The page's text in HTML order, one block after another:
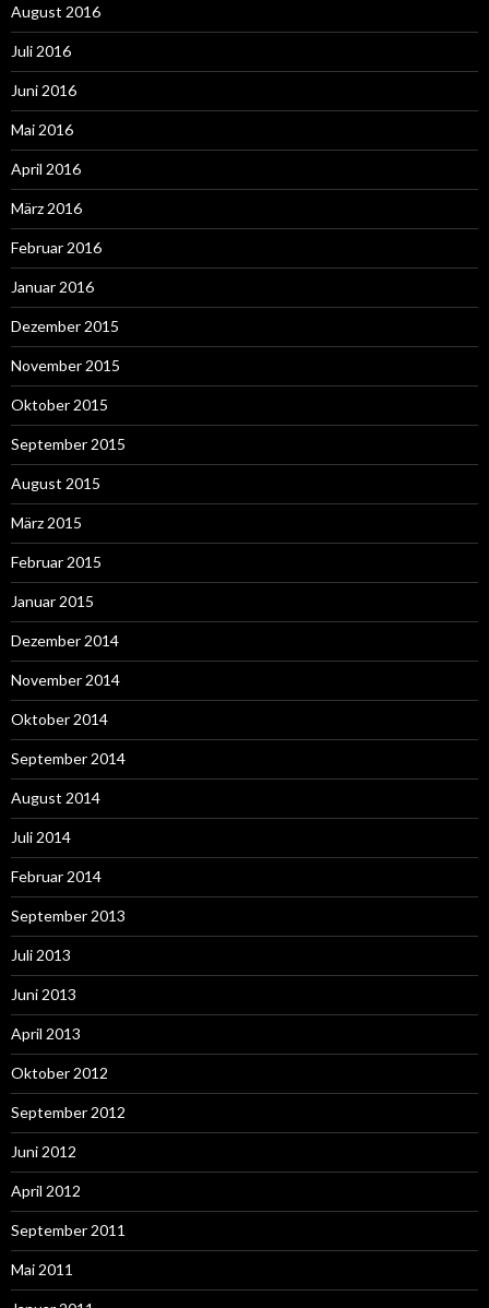
August 2016
Juli 2016
Juni 2016
Mai 2016
April 2016
März 2016
Februar 2016
Januar 2016
Dezember 2015
November 2015
Oktober 2015
September 2015
August 2015
März 2015
Februar 2015
Januar 2015
Dezember 2014
November 2014
Oktober 2014
September 2014
August 2014
Juli 2014
Februar 2014
September 2013
Juli 2013
Juni 2013
April 2013
Oktober 2012
September 2012
Juni 2012
April 2012
September 2011
Mai 2011